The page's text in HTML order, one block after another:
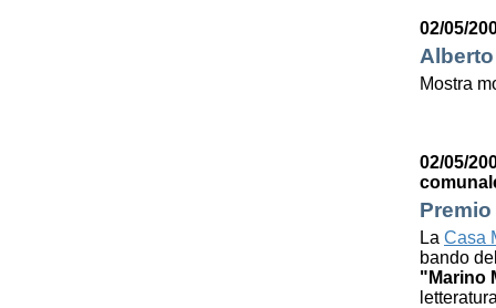
02/05/
Mostra
02/05/
La Casa
bando
"Marino